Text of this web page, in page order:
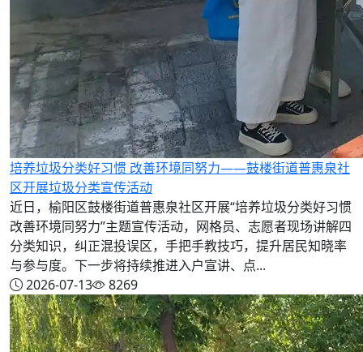
培养垃圾分类好习惯 改善环境同努力——鼓楼街道普惠泉社
区开展垃圾分类宣传活动​​​​​​​
近日，榆阳区鼓楼街道普惠泉社区开展“培养垃圾分类好习惯
改善环境同努力”主题宣传活动，网格员、志愿者现场讲解四
分类知识，纠正混投误区，手把手教技巧，提升居民知晓率
与参与度。下一步将持续推进入户宣讲、点...
2026-07-13
8269